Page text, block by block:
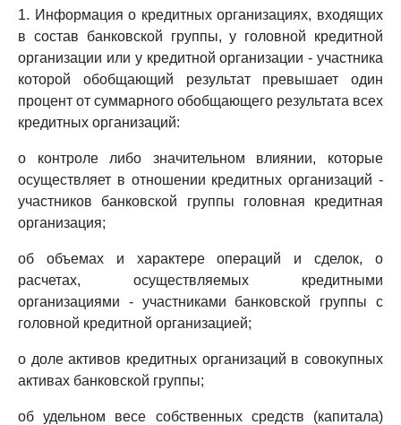
1. Информация о кредитных организациях, входящих
в состав банковской группы, у головной кредитной
организации или у кредитной организации - участника
которой обобщающий результат превышает один
процент от суммарного обобщающего результата всех
кредитных организаций:
о контроле либо значительном влиянии, которые
осуществляет в отношении кредитных организаций -
участников банковской группы головная кредитная
организация;
об объемах и характере операций и сделок, о
расчетах, осуществляемых кредитными
организациями - участниками банковской группы с
головной кредитной организацией;
о доле активов кредитных организаций в совокупных
активах банковской группы;
об удельном весе собственных средств (капитала)